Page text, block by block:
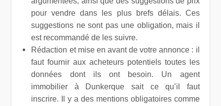
pour vendre dans les plus brefs délais. Ces
suggestions ne sont pas une obligation, mais il
est recommandé de les suivre.
Rédaction et mise en avant de votre annonce : il
faut fournir aux acheteurs potentiels toutes les
données dont ils ont besoin. Un agent
immobilier à Dunkerque sait ce qu’il faut
inscrire. Il y a des mentions obligatoires comme